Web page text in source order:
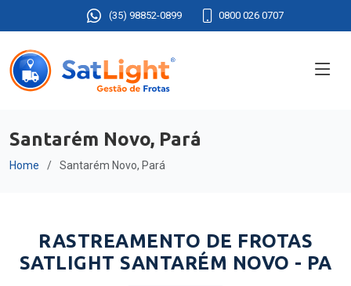
(35) 98852-0899 0800 026 0707
Santarém Novo, Pará
Home Santarém Novo, Pará
RASTREAMENTO DE FROTAS
SATLIGHT SANTARÉM NOVO - PA